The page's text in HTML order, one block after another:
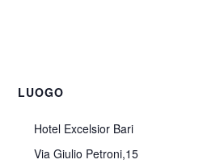
LUOGO
Hotel Excelsior Bari
Via Giulio Petroni,15